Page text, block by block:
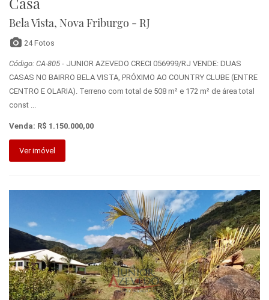
Bela Vista, Nova Friburgo - RJ
24 Fotos
Código: CA-805 - JUNIOR AZEVEDO CRECI 056999/RJ VENDE: DUAS
CASAS NO BAIRRO BELA VISTA, PRÓXIMO AO COUNTRY CLUBE (ENTRE
CENTRO E OLARIA). Terreno com total de 508 m² e 172 m² de área total
const ...
Venda: R$ 1.150.000,00
Ver imóvel